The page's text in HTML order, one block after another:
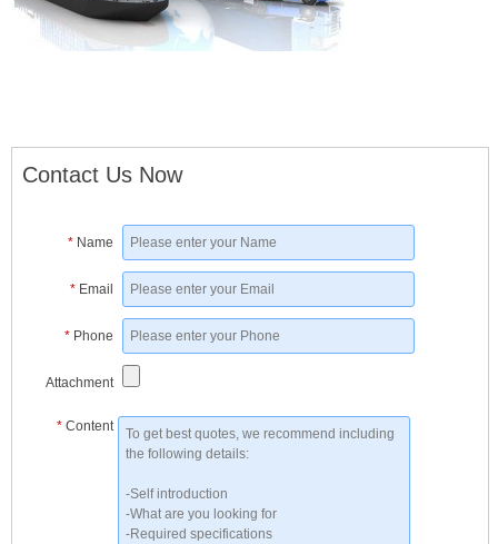
Contact Us Now
* Name
* Email
* Phone
Attachment
* Content